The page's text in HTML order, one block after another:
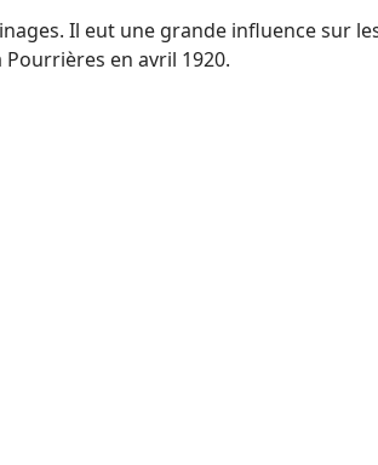
Il eut une grande influence sur
en avril 1920.